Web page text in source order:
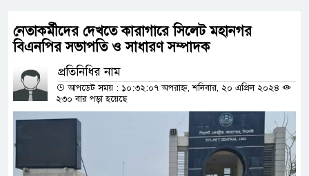
নেতাকর্মীদের দেখতে কারাগারে সিলেট মহানগর
বিএনপির সভাপতি ও সাধারণ সম্পাদক
প্রতিনিধির নাম
আপডেট সময় : ১০:৩২:০৭ অপরাহ্ন, শনিবার, ২০ এপ্রিল ২০২৪
২৩০ বার পড়া হয়েছে